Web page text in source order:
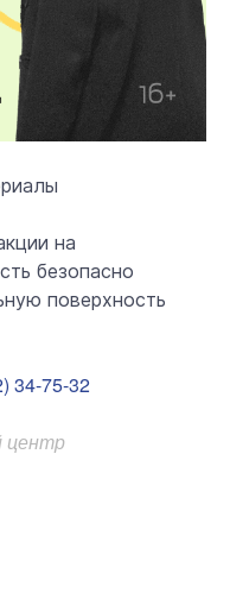
на
безопасно
поверхность
34-75-32
центр